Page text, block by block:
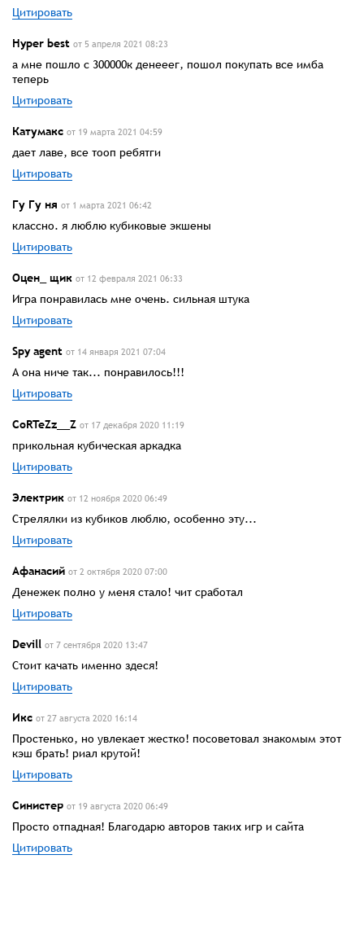
Цитировать
Hyper best от 5 апреля 2021 08:23
а мне пошло с 300000к денееег, пошол покупать все имба
теперь
Цитировать
Катумакс от 19 марта 2021 04:59
дает лаве, все тооп ребятги
Цитировать
Гу Гу ня от 1 марта 2021 06:42
классно. я люблю кубиковые экшены
Цитировать
Оцен_ щик от 12 февраля 2021 06:33
Игра понравилась мне очень. сильная штука
Цитировать
Spy agent от 14 января 2021 07:04
А она ниче так... понравилось!!!
Цитировать
CoRTeZz__Z от 17 декабря 2020 11:19
прикольная кубическая аркадка
Цитировать
Электрик от 12 ноября 2020 06:49
Стрелялки из кубиков люблю, особенно эту...
Цитировать
Афанасий от 2 октября 2020 07:00
Денежек полно у меня стало! чит сработал
Цитировать
Devill от 7 сентября 2020 13:47
Стоит качать именно здеся!
Цитировать
Икс от 27 августа 2020 16:14
Простенько, но увлекает жестко! посоветовал знакомым этот
кэш брать! риал крутой!
Цитировать
Синистер от 19 августа 2020 06:49
Просто отпадная! Благодарю авторов таких игр и сайта
Цитировать